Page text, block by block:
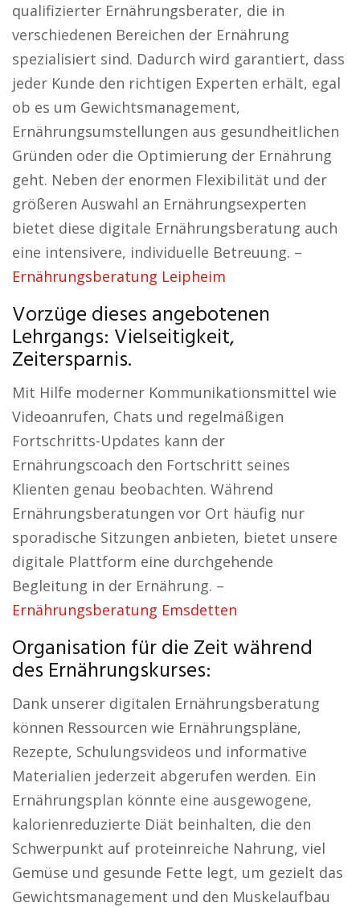
qualifizierter Ernährungsberater, die in
verschiedenen Bereichen der Ernährung
spezialisiert sind. Dadurch wird garantiert, dass
jeder Kunde den richtigen Experten erhält, egal
ob es um Gewichtsmanagement,
Ernährungsumstellungen aus gesundheitlichen
Gründen oder die Optimierung der Ernährung
geht. Neben der enormen Flexibilität und der
größeren Auswahl an Ernährungsexperten
bietet diese digitale Ernährungsberatung auch
eine intensivere, individuelle Betreuung. –
Ernährungsberatung Leipheim
Vorzüge dieses angebotenen
Lehrgangs: Vielseitigkeit,
Zeitersparnis.
Mit Hilfe moderner Kommunikationsmittel wie
Videoanrufen, Chats und regelmäßigen
Fortschritts-Updates kann der
Ernährungscoach den Fortschritt seines
Klienten genau beobachten. Während
Ernährungsberatungen vor Ort häufig nur
sporadische Sitzungen anbieten, bietet unsere
digitale Plattform eine durchgehende
Begleitung in der Ernährung. –
Ernährungsberatung Emsdetten
Organisation für die Zeit während
des Ernährungskurses:
Dank unserer digitalen Ernährungsberatung
können Ressourcen wie Ernährungspläne,
Rezepte, Schulungsvideos und informative
Materialien jederzeit abgerufen werden. Ein
Ernährungsplan könnte eine ausgewogene,
kalorienreduzierte Diät beinhalten, die den
Schwerpunkt auf proteinreiche Nahrung, viel
Gemüse und gesunde Fette legt, um gezielt das
Gewichtsmanagement und den Muskelaufbau